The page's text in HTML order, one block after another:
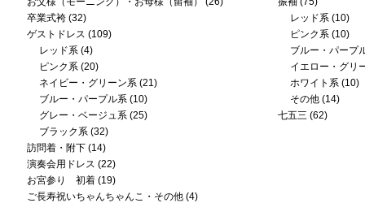
卒業式袴(32)
ゲストドレス (109)
レッド系(4)
ピンク系(20)
ネイビー・グリーン系(21)
ブルー・パープル系(10)
グレー・ベージュ系(25)
ブラック系(32)
訪問着・附下(14)
演奏会用ドレス (22)
お宮参り 初着(19)
ご長寿祝いちゃんちゃんこ・その他(4)
レッド系(10)
ピンク系(10)
ブルー・パープ
イエロー・グリ
ホワイト系(10)
その他(14)
七五三 (62)